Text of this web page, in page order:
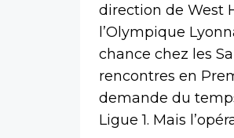
direction de West
l’Olympique
chance chez les
rencontres en
demande du
Ligue 1. Mais